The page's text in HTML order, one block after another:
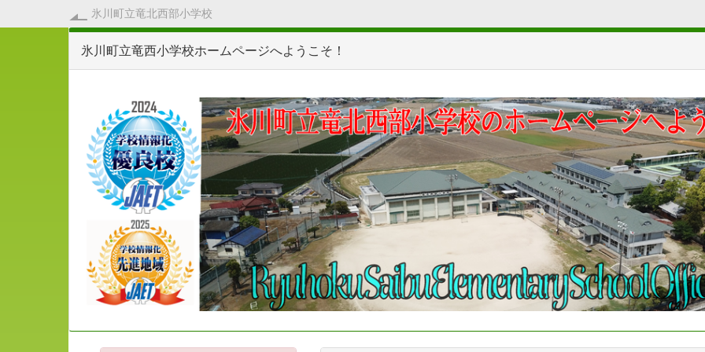
氷川町立竜北西部小学校
氷川町立竜西小学校ホームページへようこそ！